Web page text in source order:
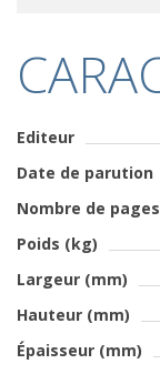
Editeur
Date de parution
Nombre de pages
Poids (kg)
Largeur (mm)
Hauteur (mm)
Épaisseur (mm)